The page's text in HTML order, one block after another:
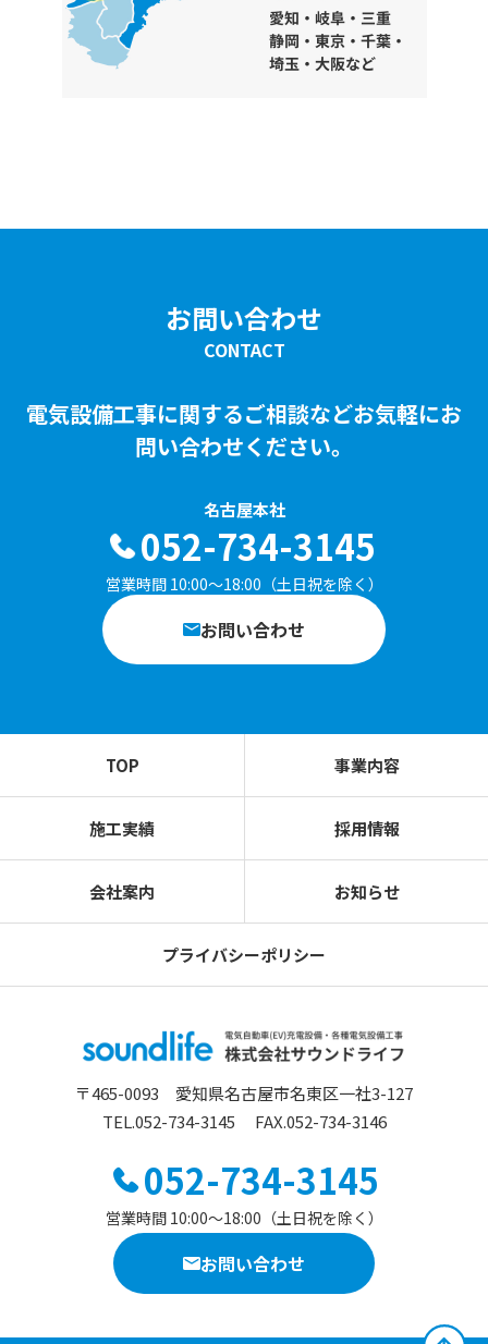
お問い合わせ
CONTACT
電気設備工事に関するご相談などお気軽にお
問い合わせください。
名古屋本社
052-734-3145
営業時間 10:00〜18:00（土日祝を除く）
お問い合わせ
TOP 事業内容
施工実績 採用情報
会社案内 お知らせ
プライバシーポリシー
〒465-0093 愛知県名古屋市名東区一社3-127
TEL.052-734-3145 FAX.052-734-3146
052-734-3145
営業時間 10:00〜18:00（土日祝を除く）
お問い合わせ